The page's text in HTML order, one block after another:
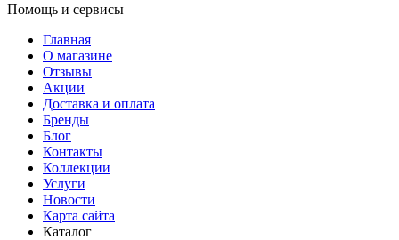
Помощь и сервисы
Главная
О магазине
Отзывы
Акции
Доставка и оплата
Бренды
Блог
Контакты
Коллекции
Услуги
Новости
Карта сайта
Каталог